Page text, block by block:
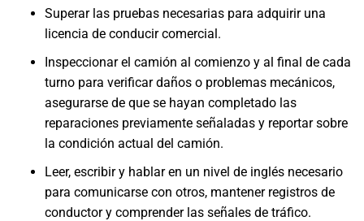
Superar las pruebas necesarias para adquirir una
licencia de conducir comercial.
Inspeccionar el camión al comienzo y al final de cada
turno para verificar daños o problemas mecánicos,
asegurarse de que se hayan completado las
reparaciones previamente señaladas y reportar sobre
la condición actual del camión.
Leer, escribir y hablar en un nivel de inglés necesario
para comunicarse con otros, mantener registros de
conductor y comprender las señales de tráfico.